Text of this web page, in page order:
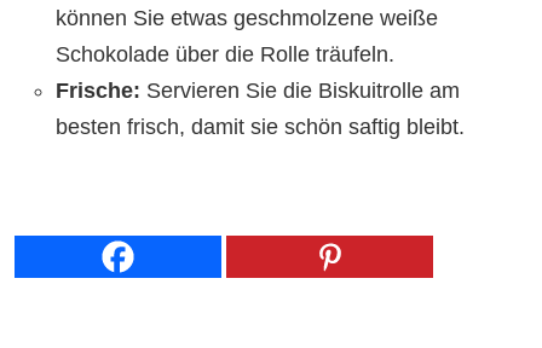
können Sie etwas geschmolzene weiße
Schokolade über die Rolle träufeln.
Frische: Servieren Sie die Biskuitrolle am
besten frisch, damit sie schön saftig bleibt.